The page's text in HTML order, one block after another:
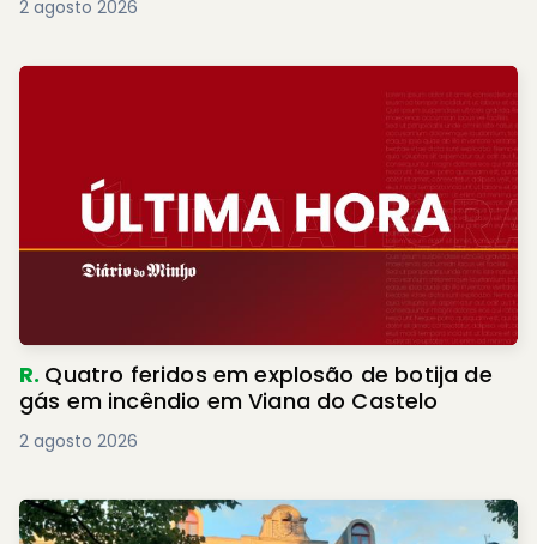
2 agosto 2026
R. Quatro feridos em explosão de botija de
gás em incêndio em Viana do Castelo
2 agosto 2026